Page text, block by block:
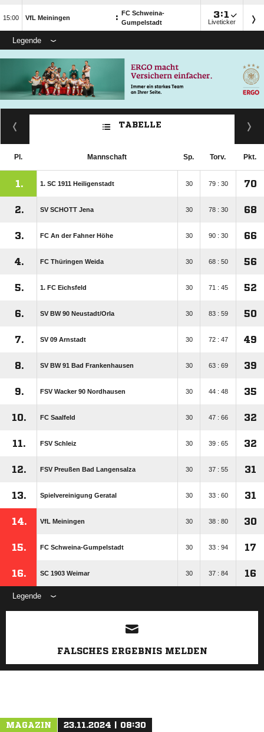
 VfL Meiningen : FC Schweina-
Gumpelstadt
:
Liveticker
Legende
TABELLE
Pl. Mannschaft Sp. Torv. Pkt.
1. 1. SC 1911 Heiligenstadt 30 79 : 30 70
2. SV SCHOTT Jena 30 78 : 30 68
3. FC An der Fahner Höhe 30 90 : 30 66
4. FC Thüringen Weida 30 68 : 50 56
5. 1. FC Eichsfeld 30 71 : 45 52
6. SV BW 90 Neustadt/​Orla 30 83 : 59 50
7. SV 09 Arnstadt 30 72 : 47 49
8. SV BW 91 Bad Frankenhausen 30 63 : 69 39
9. FSV Wacker 90 Nordhausen 30 44 : 48 35
10. FC Saalfeld 30 47 : 66 32
11. FSV Schleiz 30 39 : 65 32
12. FSV Preußen Bad Langensalza 30 37 : 55 31
13. Spielvereinigung Geratal 30 33 : 60 31
14. VfL Meiningen 30 38 : 80 30
15. FC Schweina-Gumpelstadt 30 33 : 94 17
16. SC 1903 Weimar 30 37 : 84 16
Legende
ANZEIGE
FALSCHES ERGEBNIS MELDEN
MAGAZIN 23.11.2024 | 08:30